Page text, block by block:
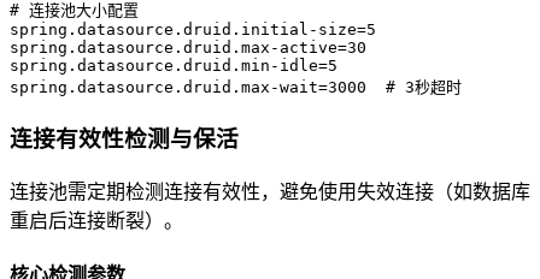
# 连接池大小配置
spring.datasource.druid.initial-size=5
spring.datasource.druid.max-active=30
spring.datasource.druid.min-idle=5
spring.datasource.druid.max-wait=3000  # 3秒超时
连接有效性检测与保活
连接池需定期检测连接有效性，避免使用失效连接（如数据库
重启后连接断裂）。